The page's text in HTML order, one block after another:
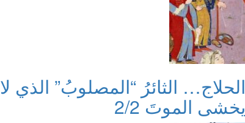
الحلاج… الثائرُ “المصلوبُ” الذي لا
يخشى الموتَ 2/2